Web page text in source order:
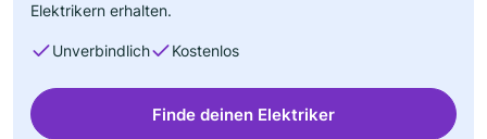
Elektrikern erhalten.
Unverbindlich Kostenlos
Finde deinen Elektriker